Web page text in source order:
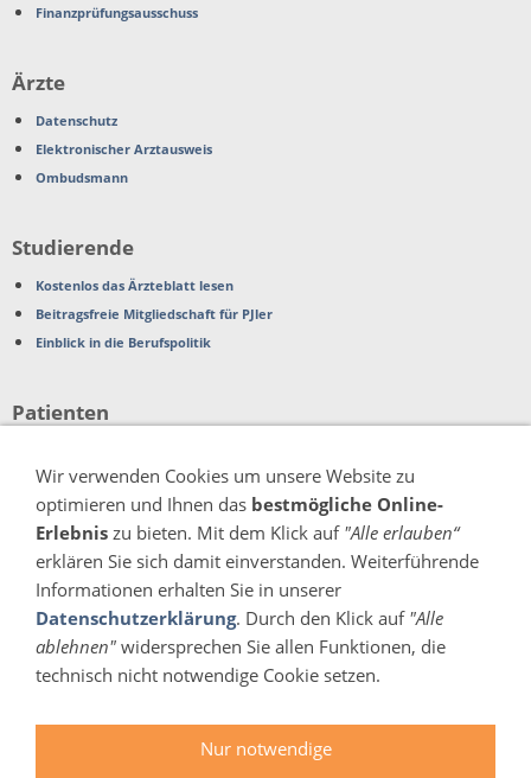
Finanzprüfungsausschuss
Ärzte
Datenschutz
Elektronischer Arztausweis
Ombudsmann
Studierende
Kostenlos das Ärzteblatt lesen
Beitragsfreie Mitgliedschaft für PJler
Einblick in die Berufspolitik
Patienten
Patientenverfügung
Organspende
Verschiedenes
Pressemitteilungen
Seitenübersicht
Wir verwenden Cookies um unsere Website zu
optimieren und Ihnen das bestmögliche Online-
Erlebnis zu bieten. Mit dem Klick auf "Alle erlauben“
erklären Sie sich damit einverstanden. Weiterführende
Informationen erhalten Sie in unserer
Datenschutzerklärung. Durch den Klick auf "Alle
ablehnen" widersprechen Sie allen Funktionen, die
technisch nicht notwendige Cookie setzen.
Nur notwendige